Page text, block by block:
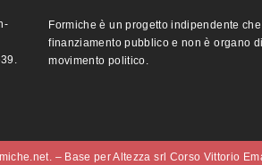
Formiche è un progetto indipendente
finanziamento pubblico e non è organo
movimento politico.
– Base per Altezza srl Corso Vittorio